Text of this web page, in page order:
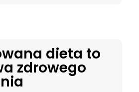
dieta to
zdrowego